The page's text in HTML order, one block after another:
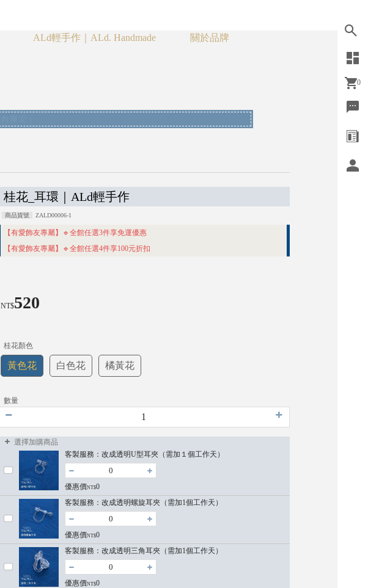
0
ALd輕手作｜ALd. Handmade
關於品牌
桂花_耳環｜ALd輕手作
【有愛飾友專屬】🔹全館任選3件享免運優惠
【有愛飾友專屬】🔹全館任選4件享100元折扣
商品貨號 ZALD00006-1
NT$520
桂花顏色
黃色花 白色花 橘黃花
數量
選擇加購商品
客製服務：改成透明U型耳夾（需加１個工作天）
優惠價NT$0
客製服務：改成透明螺旋耳夾（需加1個工作天）
優惠價NT$0
客製服務：改成透明三角耳夾（需加1個工作天）
優惠價NT$0